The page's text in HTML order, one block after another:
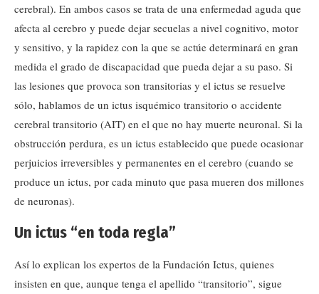
cerebral). En ambos casos se trata de una enfermedad aguda que
afecta al cerebro y puede dejar secuelas a nivel cognitivo, motor
y sensitivo, y la rapidez con la que se actúe determinará en gran
medida el grado de discapacidad que pueda dejar a su paso. Si
las lesiones que provoca son transitorias y el ictus se resuelve
sólo, hablamos de un ictus isquémico transitorio o accidente
cerebral transitorio (AIT) en el que no hay muerte neuronal. Si la
obstrucción perdura, es un ictus establecido que puede ocasionar
perjuicios irreversibles y permanentes en el cerebro (cuando se
produce un ictus, por cada minuto que pasa mueren dos millones
de neuronas).
Un ictus “en toda regla”
Así lo explican los expertos de la Fundación Ictus, quienes
insisten en que, aunque tenga el apellido “transitorio”, sigue